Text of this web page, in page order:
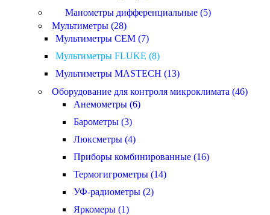
Манометры дифференциальные (5)
Мультиметры (28)
Мультиметры CEM (7)
Мультиметры FLUKE (8)
Мультиметры MASTECH (13)
Оборудование для контроля микроклимата (46)
Анемометры (6)
Барометры (3)
Люксметры (4)
Приборы комбинированные (16)
Термогигрометры (14)
УФ-радиометры (2)
Яркомеры (1)